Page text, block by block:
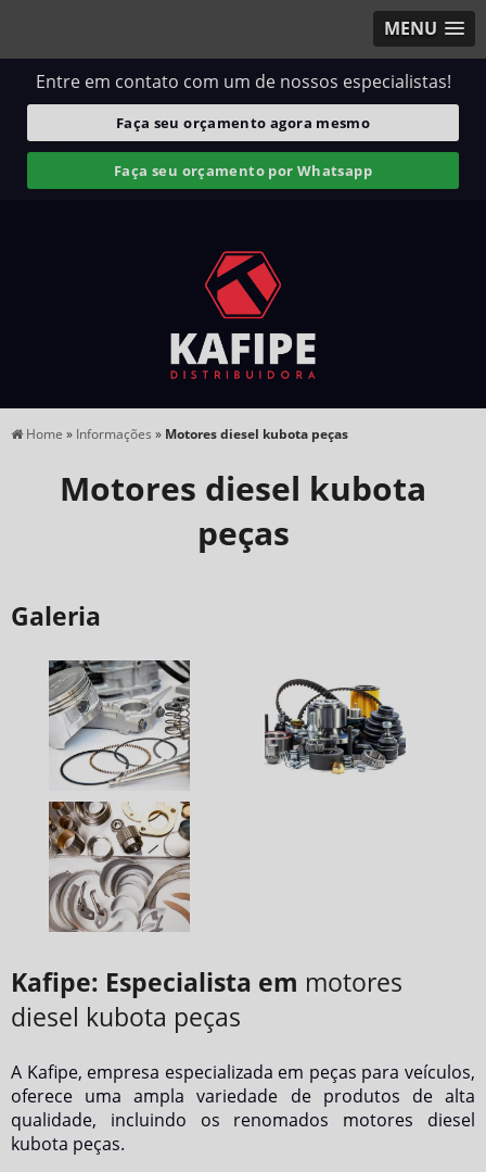
MENU
Entre em contato com um de nossos especialistas!
Faça seu orçamento agora mesmo
Faça seu orçamento por Whatsapp
Home » Informações » Motores diesel kubota peças
Motores diesel kubota
peças
Galeria
Kafipe: Especialista em motores
diesel kubota peças
A Kafipe, empresa especializada em peças para veículos,
oferece uma ampla variedade de produtos de alta
qualidade, incluindo os renomados motores diesel
kubota peças.